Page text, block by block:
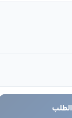
الطلب